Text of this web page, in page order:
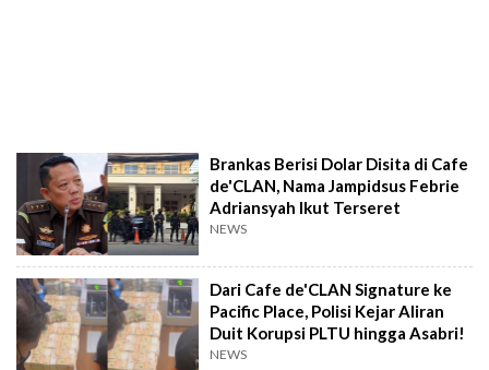
Brankas Berisi Dolar Disita di Cafe
de'CLAN, Nama Jampidsus Febrie
Adriansyah Ikut Terseret
NEWS
Dari Cafe de'CLAN Signature ke
Pacific Place, Polisi Kejar Aliran
Duit Korupsi PLTU hingga Asabri!
NEWS